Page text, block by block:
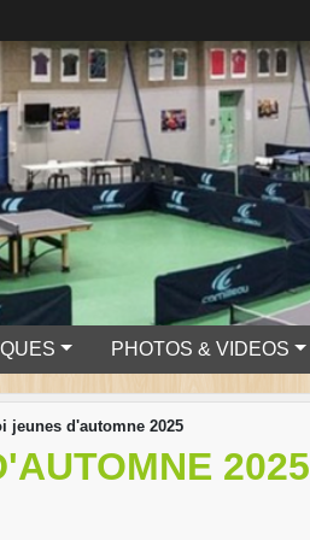
PHOTOS & VIDEOS
jeunes d'automne 2025
2025